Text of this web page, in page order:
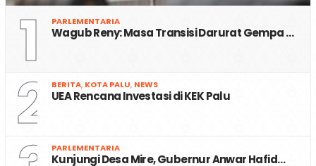
1 PARLEMENTARIA
Wagub Reny: Masa Transisi Darurat Gempa …
2 BERITA, KOTA PALU, NEWS
UEA Rencana Investasi di KEK Palu
PARLEMENTARIA
Kunjungi Desa Mire, Gubernur Anwar Hafid…